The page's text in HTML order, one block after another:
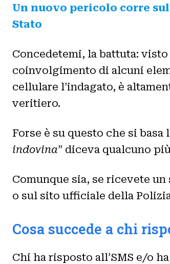
Un nuovo pericolo corre
Stato
Concedetemi, la battuta:
coinvolgimento di alcuni
cellulare l’indagato, è
veritiero.
Forse è su questo che si
indovina” diceva qualcuno
Comunque sia, se ricevete
o sul sito ufficiale della
Cosa succede a chi
Chi ha risposto all’SMS e/o